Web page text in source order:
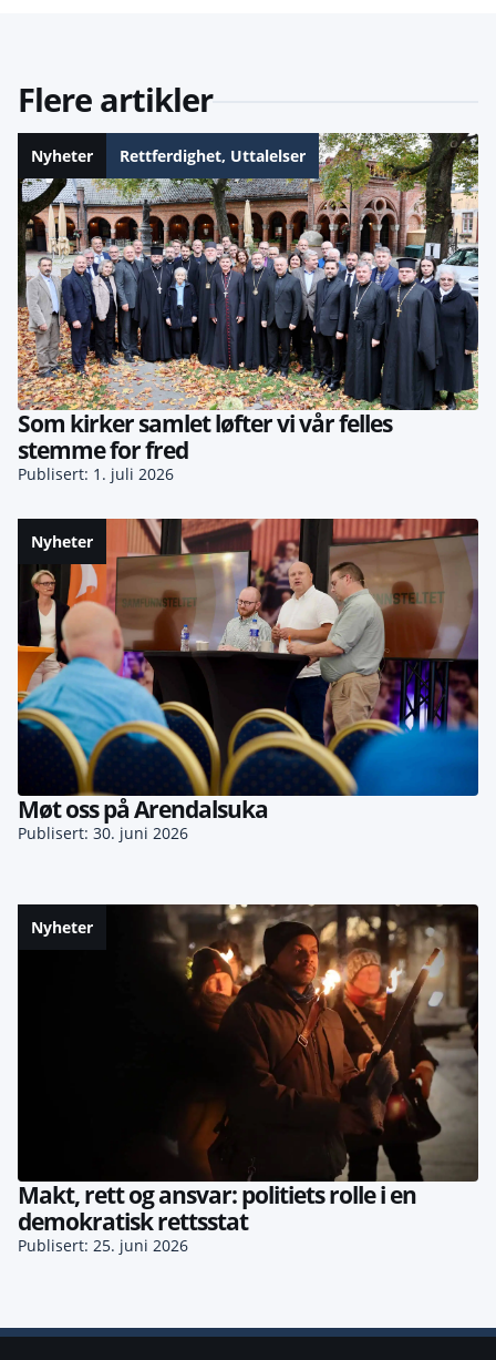
Flere artikler
Nyheter Rettferdighet, Uttalelser
Som kirker samlet løfter vi vår felles
stemme for fred
Publisert: 1. juli 2026
Nyheter
Møt oss på Arendalsuka
Publisert: 30. juni 2026
Nyheter
Makt, rett og ansvar: politiets rolle i en
demokratisk rettsstat
Publisert: 25. juni 2026